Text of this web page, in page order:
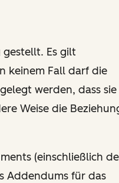
Es gilt
keinem Fall darf die
werden, dass sie
Weise die
(einschließlich
Addendums für das